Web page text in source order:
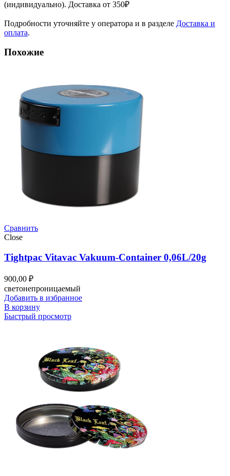
(индивидуально). Доставка от 350₽
Подробности уточняйте у оператора и в разделе Доставка и
оплата.
Похожие
Сравнить
Close
Tightpac Vitavac Vakuum-Container 0,06L/20g
900,00 ₽
светонепроницаемый
Добавить в избранное
В корзину
Быстрый просмотр